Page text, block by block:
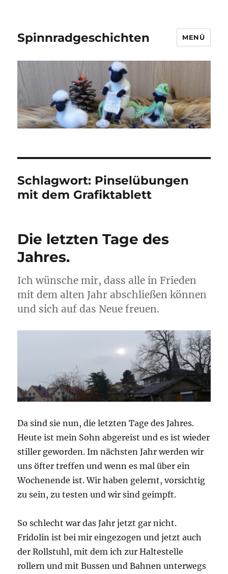
Spinnradgeschichten MENÜ
Schlagwort: Pinselübungen
mit dem Grafiktablett
Die letzten Tage des
Jahres.
Ich wünsche mir, dass alle in Frieden
mit dem alten Jahr abschließen können
und sich auf das Neue freuen.
Da sind sie nun, die letzten Tage des Jahres.
Heute ist mein Sohn abgereist und es ist wieder
stiller geworden. Im nächsten Jahr werden wir
uns öfter treffen und wenn es mal über ein
Wochenende ist. Wir haben gelernt, vorsichtig
zu sein, zu testen und wir sind geimpft.
So schlecht war das Jahr jetzt gar nicht.
Fridolin ist bei mir eingezogen und jetzt auch
der Rollstuhl, mit dem ich zur Haltestelle
rollern und mit Bussen und Bahnen unterwegs